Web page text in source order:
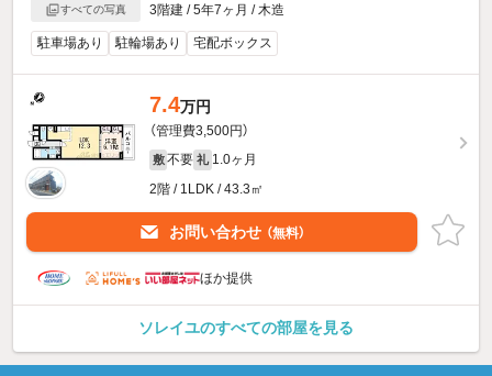
すべての写真
3階建 / 5年7ヶ月 / 木造
駐車場あり 駐輪場あり 宅配ボックス
7.4万円
（管理費3,500円）
敷 不要 礼 1.0ヶ月
2階 / 1LDK / 43.3㎡
お問い合わせ （無料）
ほか提供
ソレイユのすべての部屋を見る